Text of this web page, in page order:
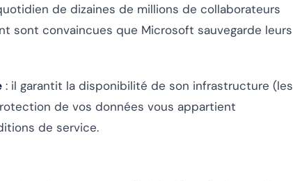
de dizaines de millions de collaborateurs
sont convaincues que Microsoft sauvegarde leurs
: il garantit la disponibilité de son infrastructure (les
de vos données vous appartient
de service.